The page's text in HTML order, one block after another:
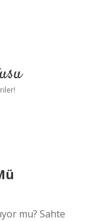
mu? Sahte